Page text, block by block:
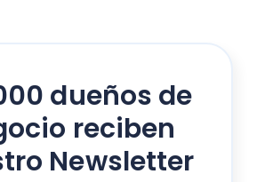
dueños de
reciben
Newsletter